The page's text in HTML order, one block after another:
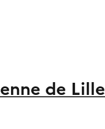
de Lille